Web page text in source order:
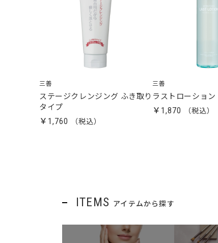
三善
ステージクレンジング ふき取り
タイプ
￥1,760
三善
ラストローション
￥1,870
ITEMS アイテムから探す